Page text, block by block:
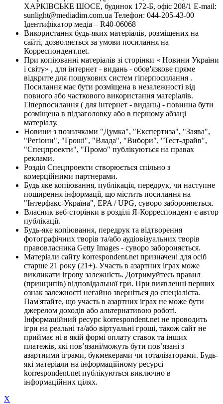
ХАРКІВСЬКЕ ШОСЕ, будинок 172-Б, офіс 208/1 E-mail:
sunlight@mediadim.com.ua Телефон: 044-205-43-00
Ідентифікатор медіа – R40-06068
Використання будь-яких матеріалів, розміщених на
сайті, дозволяється за умови посилання на
Корреспондент.net.
При копіюванні матеріалів зі сторінки « Новини України
і світу» , для інтернет - видань - обов'язкове пряме
відкрите для пошукових систем гіперпосилання .
Посилання має бути розміщена в незалежності від
повного або часткового використання матеріалів.
Гіперпосилання ( для інтернет - видань) - повинна бути
розміщена в підзаголовку або в першому абзаці
матеріалу.
Новини з позначками "Думка", "Експертиза", "Заява",
"Регіони", "Гроші", "Влада", "Вибори", "Тест-драйв",
"Спецпроекти", "Промо" публікуються на правах
реклами.
Розділ Спецпроекти створюється спільно з
комерційними партнерами.
Будь яке копіювання, публікація, передрук, чи наступне
поширення інформації, що містить посилання на
"Інтерфакс-Україна", EPA / UPG, суворо забороняється.
Власник веб-сторінки в розділі Я-Корреспондент є автор
публікації.
Будь-яке копіювання, передрук та відтворення
фотографічних творів та/або аудіовізуальних творів
правовласника Getty Images - суворо забороняється.
Матеріали сайту korrespondent.net призначені для осіб
старше 21 року (21+). Участь в азартних іграх може
викликати ігрову залежність. Дотримуйтесь правил
(принципів) відповідальної гри. При виявленні перших
ознак залежності негайно зверніться до спеціаліста.
Пам'ятайте, що участь в азартних іграх не може бути
джерелом доходів або альтернативою роботі.
Інформаційний ресурс korrespondent.net не проводить
ігри на реальні та/або віртуальні гроші, також сайт не
приймає ні в якій формі оплату ставок та інших
платежів, які пов’язані/можуть бути пов’язані з
азартними іграми, букмекерами чи тоталізаторами. Будь-
які матеріали на інформаційному ресурсі
korrespondent.net публікуються виключно в
інформаційних цілях.
X